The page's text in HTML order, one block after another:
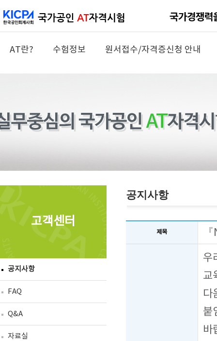
AT란? 수험정보 원서접수/자격증신청 안내
고객센터
공지사항
FAQ
Q&A
자료실
공지사항
제목
우
교
다
붙
바